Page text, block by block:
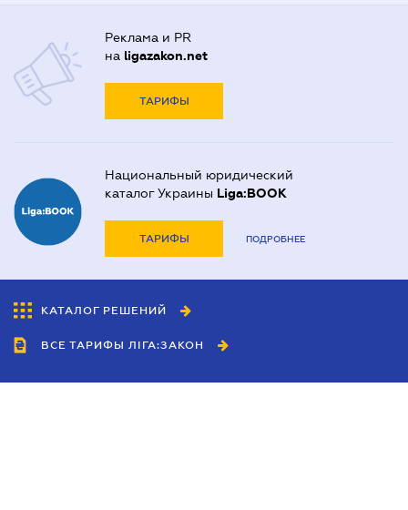
Реклама и PR
на ligazakon.net
ТАРИФЫ
Национальный юридический
каталог Украины Liga:BOOK
ТАРИФЫ ПОДРОБНЕЕ
КАТАЛОГ РЕШЕНИЙ
ВСЕ ТАРИФЫ ЛІГА:ЗАКОН